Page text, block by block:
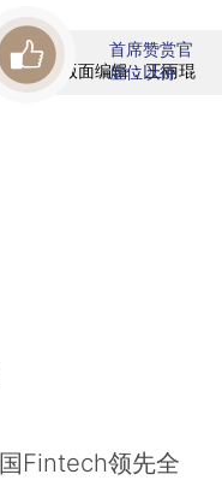
版面编辑：王丽琨
首席赞赏官
虚位以待
Fintech领先全